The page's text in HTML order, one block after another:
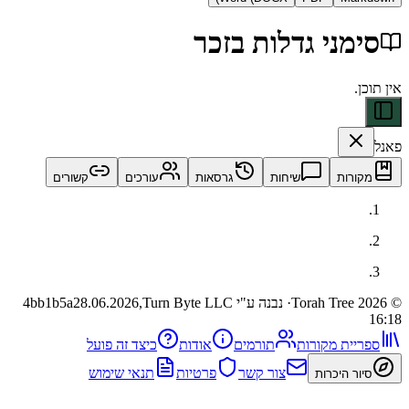
גדלות בזכר
שיחות גרסאות עורכים קשורים
· נבנה ע"י Turn Byte LLC 4bb1b5a28.06.2026,
מקורות תורמים אודות כיצד זה פועל
היכרות צור קשר פרטיות תנאי שימוש